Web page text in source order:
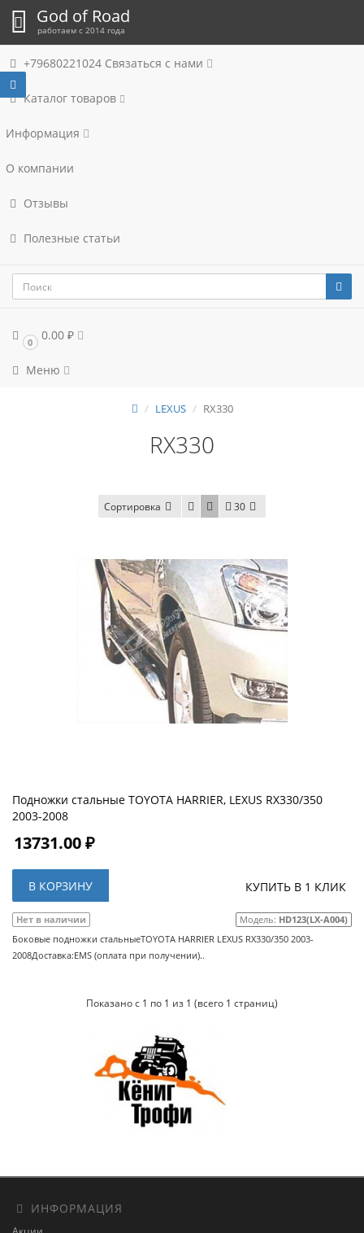
God of Road
работаем с 2014 года
+79680221024 Связаться с нами
Каталог товаров
Информация
О компании
Отзывы
Полезные статьи
0 0.00 ₽
Меню
LEXUS RX330
RX330
Сортировка 30
Подножки стальные TOYOTA HARRIER, LEXUS RX330/350
2003-2008
13731.00 ₽
В КОРЗИНУ КУПИТЬ В 1 КЛИК
Нет в наличии Модель: HD123(LX-A004)
Боковые подножки стальныеTOYOTA HARRIER LEXUS RX330/350 2003-
2008Доставка:EMS (оплата при получении)..
Показано с 1 по 1 из 1 (всего 1 страниц)
ИНФОРМАЦИЯ